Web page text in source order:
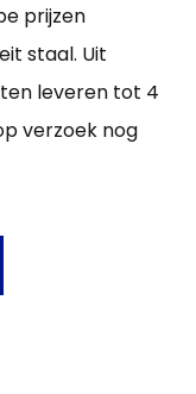
prijzen
staal. Uit
leveren tot 4
verzoek nog